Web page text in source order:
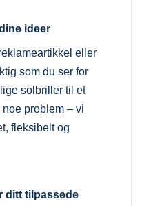
ideer
eller
som du ser for
solbriller til et
problem – vi
fleksibelt og
ditt tilpassede